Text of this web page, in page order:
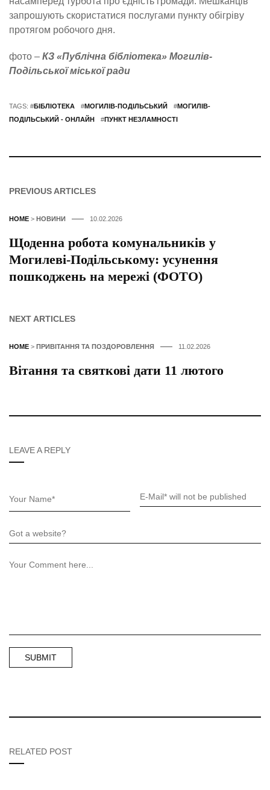
запрошують скористатися послугами пункту обігріву
протягом робочого дня.
фото – КЗ «Публічна бібліотека» Могилів-
Подільської міської ради
TAGS: #БІБЛІОТЕКА #МОГИЛІВ-ПОДІЛЬСЬКИЙ #МОГИЛІВ-
ПОДІЛЬСЬКИЙ - ОНЛАЙН
#ПУНКТ НЕЗЛАМНОСТІ
PREVIOUS ARTICLES
HOME > НОВИНИ 10.02.2026
Щоденна робота комунальників у
Могилеві-Подільському: усунення
пошкоджень на мережі (ФОТО)
NEXT ARTICLES
HOME > ПРИВІТАННЯ ТА ПОЗДОРОВЛЕННЯ 11.02.2026
Вітання та святкові дати 11 лютого
LEAVE A REPLY
RELATED POST